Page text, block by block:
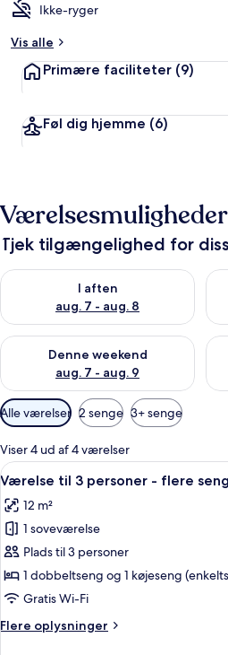
Ikke-ryger
Vis alle
Primære faciliteter (9)
Føl dig hjemme (6)
Værelsesmuligheder
Tjek tilgængelighed for
I aften
aug. 7 - aug. 8
Tjek tilgængelighed for i aften aug.
Denne weekend
aug. 7 - aug. 9
Tjek tilgængelighed for denne
Tilgængelige
filtre
for
værelser
Alle værelser 2 senge 3+ senge
Viser 4 ud af 4 værelser
Indlæs
alle
billeder
af
Værelse
til
3
-
Et
4
Værelse til 3 personer - flere
12 m²
1 soveværelse
Plads til 3 personer
1 dobbeltseng og 1 køjeseng
Gratis Wi-Fi
Flere oplysninger
Flere